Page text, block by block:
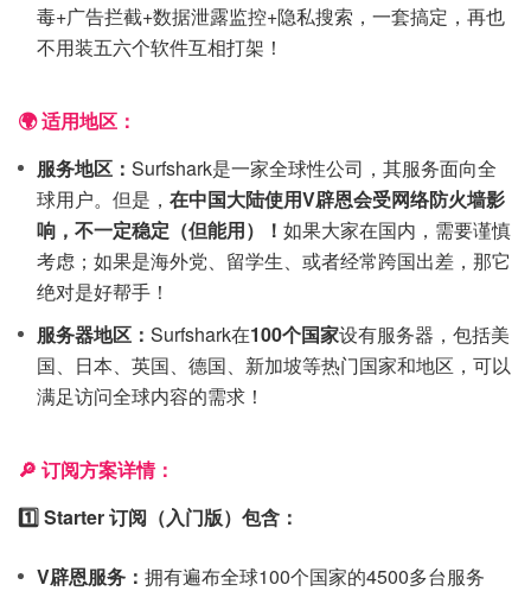
毒+广告拦截+数据泄露监控+隐私搜索，一套搞定，再也
不用装五六个软件互相打架！
🌍 适用地区：
服务地区： Surfshark是一家全球性公司，其服务面向全
球用户。但是， 在中国大陆使用V辟恩会受网络防火墙影
响，不一定稳定（但能用）！ 如果大家在国内，需要谨慎
考虑；如果是海外党、留学生、或者经常跨国出差，那它
绝对是好帮手！
服务器地区： Surfshark在100个国家设有服务器，包括美
国、日本、英国、德国、新加坡等热门国家和地区，可以
满足访问全球内容的需求！
🔎 订阅方案详情：
1️⃣ Starter 订阅（入门版）包含：
V辟恩服务： 拥有遍布全球100个国家的4500多台服务